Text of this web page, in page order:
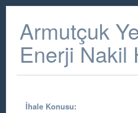
Armutçuk
Enerji Nakil
İhale Konusu: